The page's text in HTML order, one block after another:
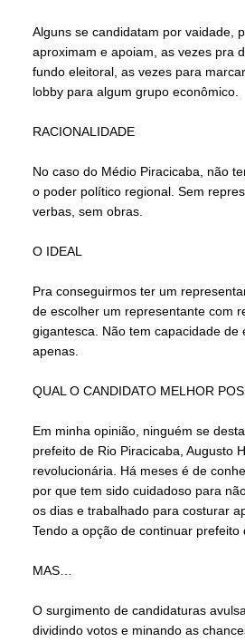
Alguns se candidatam por vaidade,
aproximam e apoiam, as vezes pra
fundo eleitoral, as vezes para
lobby para algum grupo econômico.
RACIONALIDADE
No caso do Médio Piracicaba, não
o poder político regional. Sem
verbas, sem obras.
O IDEAL
Pra conseguirmos ter um
de escolher um representante com
gigantesca. Não tem capacidade
apenas.
QUAL O CANDIDATO MELHOR
Em minha opinião, ninguém se
prefeito de Rio Piracicaba, Augusto
revolucionária. Há meses é de
por que tem sido cuidadoso para
os dias e trabalhado para costurar
Tendo a opção de continuar
MAS…
O surgimento de candidaturas
dividindo votos e minando as